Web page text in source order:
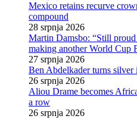
Mexico retains recurve
compound
28 srpnja 2026
Martin Damsbo: “Still proud
making another World Cup
27 srpnja 2026
Ben Abdelkader turns
26 srpnja 2026
Aliou Drame becomes
a row
26 srpnja 2026